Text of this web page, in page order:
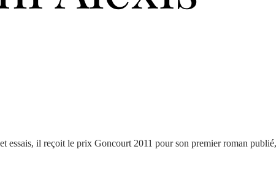
essais, il reçoit le prix Goncourt 2011 pour son premier roman publié,